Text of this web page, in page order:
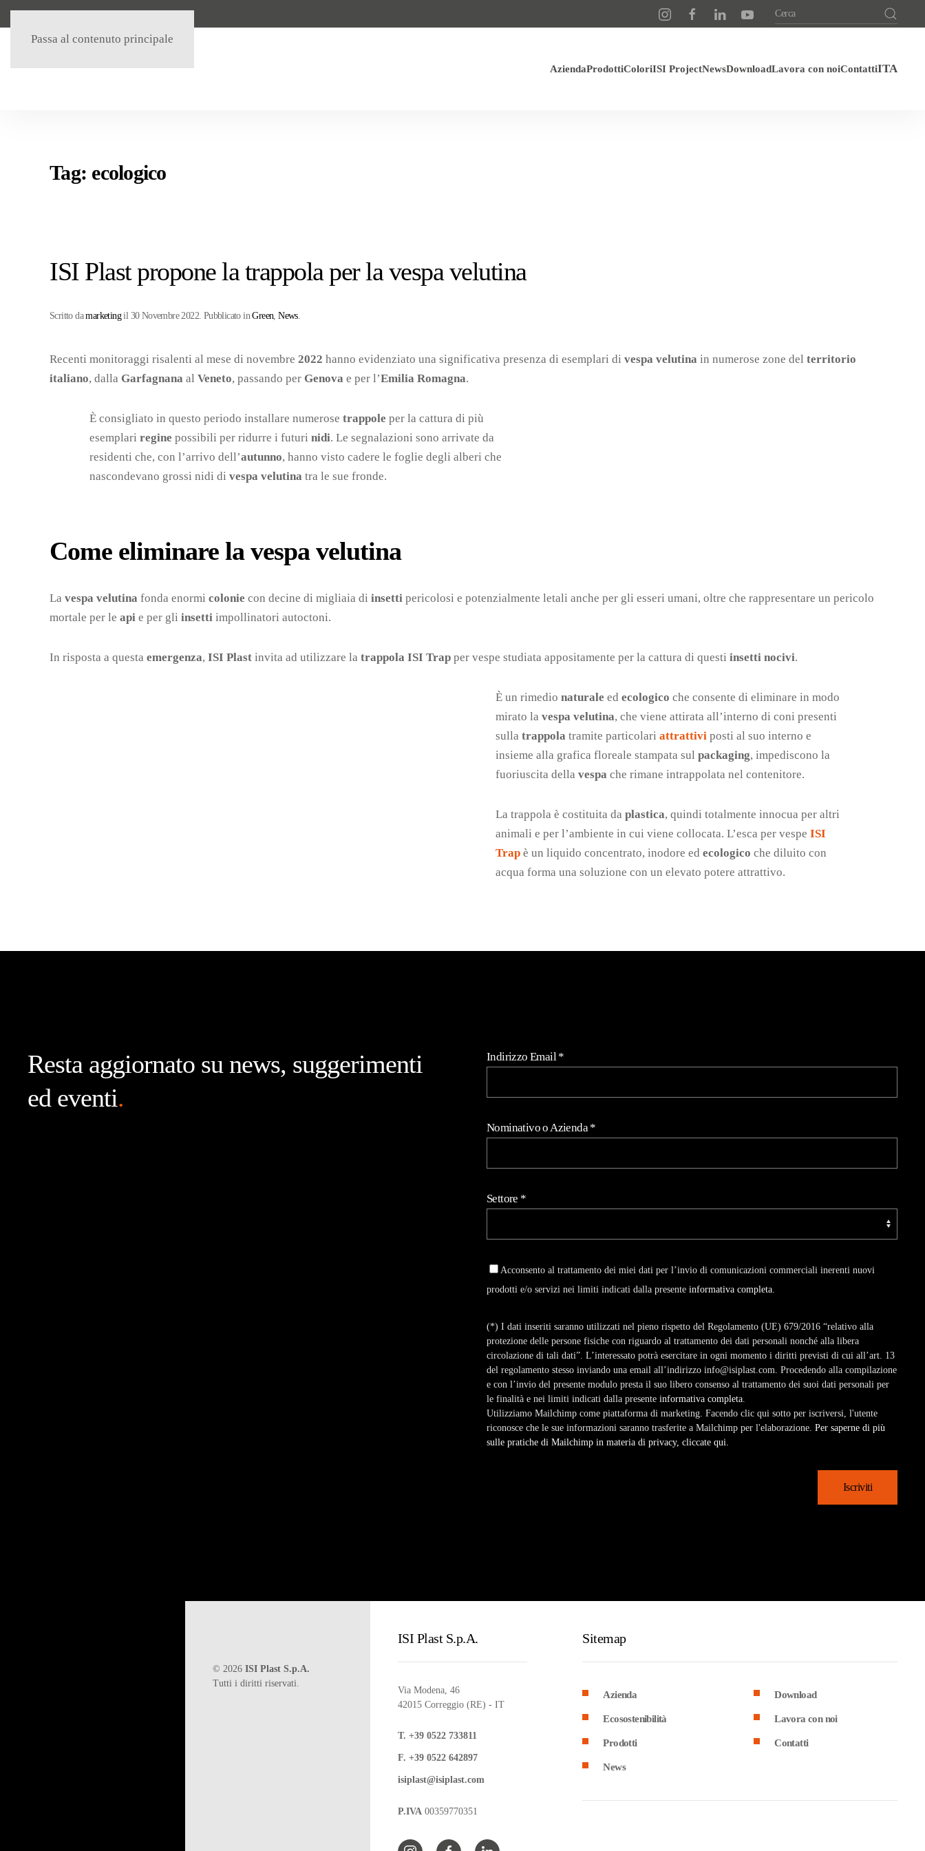
Passa al contenuto principale
AziendaProdottiColoriISI ProjectNewsDownloadLavora con noiContatti
Tag: ecologico
ISI Plast propone la trappola per la vespa velutina
Scritto damarketingil 30 Novembre 2022. Pubblicato inGreen,News.
Recenti monitoraggi risalenti al mese di novembre 2022 hanno evidenziato una significativa presenza di esemplari di vespa velutina in numerose zone del territorio
italiano, dalla Garfagnana al Veneto, passando per Genova e per l’Emilia Romagna.
È consigliato in questo periodo installare numerose trappole per la cattura di più
esemplari regine possibili per ridurre i futuri nidi. Le segnalazioni sono arrivate da
residenti che, con l’arrivo dell’autunno, hanno visto cadere le foglie degli alberi che
nascondevano grossi nidi di vespa velutina tra le sue fronde.
Come eliminare la vespa velutina
La vespa velutina fonda enormi colonie con decine di migliaia di insetti pericolosi e potenzialmente letali anche per gli esseri umani, oltre che rappresentare un pericolo
mortale per le api e per gli insetti impollinatori autoctoni.
In risposta a questa emergenza, ISI Plast invita ad utilizzare la trappola ISI Trap per vespe studiata appositamente per la cattura di questi insetti nocivi.
È un rimedio naturale ed ecologico che consente di eliminare in modo
mirato la vespa velutina, che viene attirata all’interno di coni presenti
sulla trappola tramite particolari attrattivi posti al suo interno e
insieme alla grafica floreale stampata sul packaging, impediscono la
fuoriuscita della vespa che rimane intrappolata nel contenitore.
La trappola è costituita da plastica, quindi totalmente innocua per altri
animali e per l’ambiente in cui viene collocata. L’esca per vespe ISI
Trap è un liquido concentrato, inodore ed ecologico che diluito con
acqua forma una soluzione con un elevato potere attrattivo.
Resta aggiornato su news, suggerimenti
ed eventi.
Indirizzo Email*
Nominativo o Azienda*
Settore *
Acconsento al trattamento dei miei dati per l’invio di comunicazioni commerciali inerenti nuovi
prodotti e/o servizi nei limiti indicati dalla presente informativa completa.
(*) I dati inseriti saranno utilizzati nel pieno rispetto del Regolamento (UE) 679/2016 “relativo alla
protezione delle persone fisiche con riguardo al trattamento dei dati personali nonché alla libera
circolazione di tali dati”. L’interessato potrà esercitare in ogni momento i diritti previsti di cui all’art. 13
del regolamento stesso inviando una email all’indirizzo info@isiplast.com. Procedendo alla compilazione
e con l’invio del presente modulo presta il suo libero consenso al trattamento dei suoi dati personali per
le finalità e nei limiti indicati dalla presente informativa completa.
Utilizziamo Mailchimp come piattaforma di marketing. Facendo clic qui sotto per iscriversi, l'utente
riconosce che le sue informazioni saranno trasferite a Mailchimp per l'elaborazione. Per saperne di più
sulle pratiche di Mailchimp in materia di privacy, cliccate qui.
© 2026 ISI Plast S.p.A.
Tutti i diritti riservati.
ISI Plast S.p.A.
Via Modena, 46
42015 Correggio (RE) - IT
T. +39 0522 733811
F. +39 0522 642897
isiplast@isiplast.com
P.IVA00359770351
Sitemap
Azienda
Ecosostenibilità
Prodotti
News
Download
Lavora con noi
Contatti